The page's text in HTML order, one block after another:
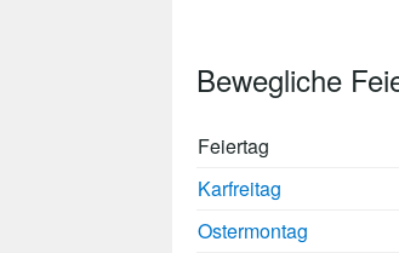
Bewegliche
Feiertag
Karfreitag
Ostermontag